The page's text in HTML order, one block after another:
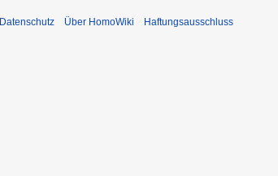
Datenschutz Über HomoWiki Haftungsausschluss